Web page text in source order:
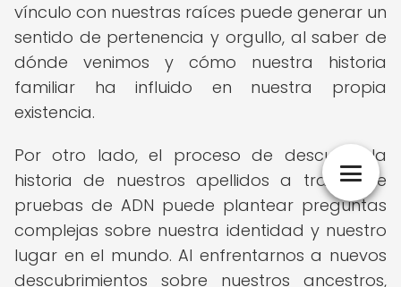
vínculo con nuestras raíces puede generar un
sentido de pertenencia y orgullo, al saber de
dónde venimos y cómo nuestra historia
familiar ha influido en nuestra propia
existencia.
Por otro lado, el proceso de descubrir la
historia de nuestros apellidos a través de
pruebas de ADN puede plantear preguntas
complejas sobre nuestra identidad y nuestro
lugar en el mundo. Al enfrentarnos a nuevos
descubrimientos sobre nuestros ancestros,